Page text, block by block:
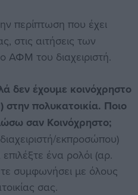
περίπτωση που έχει
στις αιτήσεις των
ΑΦΜ του διαχειριστή.
δεν έχουμε κοινόχρηστο
πολυκατοικία. Ποιο
σαν Κοινόχρηστο;
εκπροσώπου)
ένα ρολόι (αρ.
συμφωνήσει με όλους
σας.